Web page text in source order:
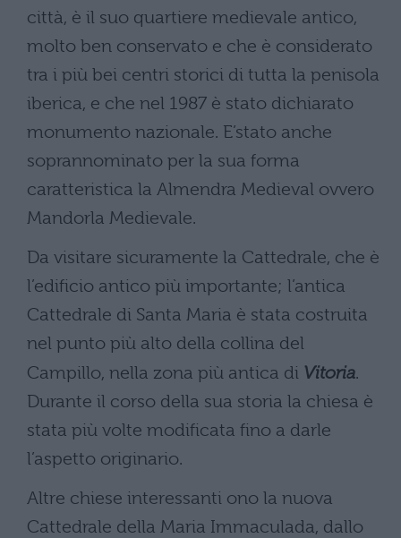
città, è il suo quartiere medievale antico,
molto ben conservato e che è considerato
tra i più bei centri storici di tutta la penisola
iberica, e che nel 1987 è stato dichiarato
monumento nazionale. E’stato anche
soprannominato per la sua forma
caratteristica la Almendra Medieval ovvero
Mandorla Medievale.
Da visitare sicuramente la Cattedrale, che è
l’edificio antico più importante; l’antica
Cattedrale di Santa Maria è stata costruita
nel punto più alto della collina del
Campillo, nella zona più antica di Vitoria.
Durante il corso della sua storia la chiesa è
stata più volte modificata fino a darle
l’aspetto originario.
Altre chiese interessanti ono la nuova
Cattedrale della Maria Immaculada, dallo